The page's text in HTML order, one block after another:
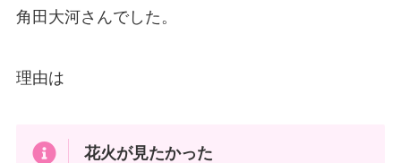
角田大河さんでした。
理由は
花火が見たかった